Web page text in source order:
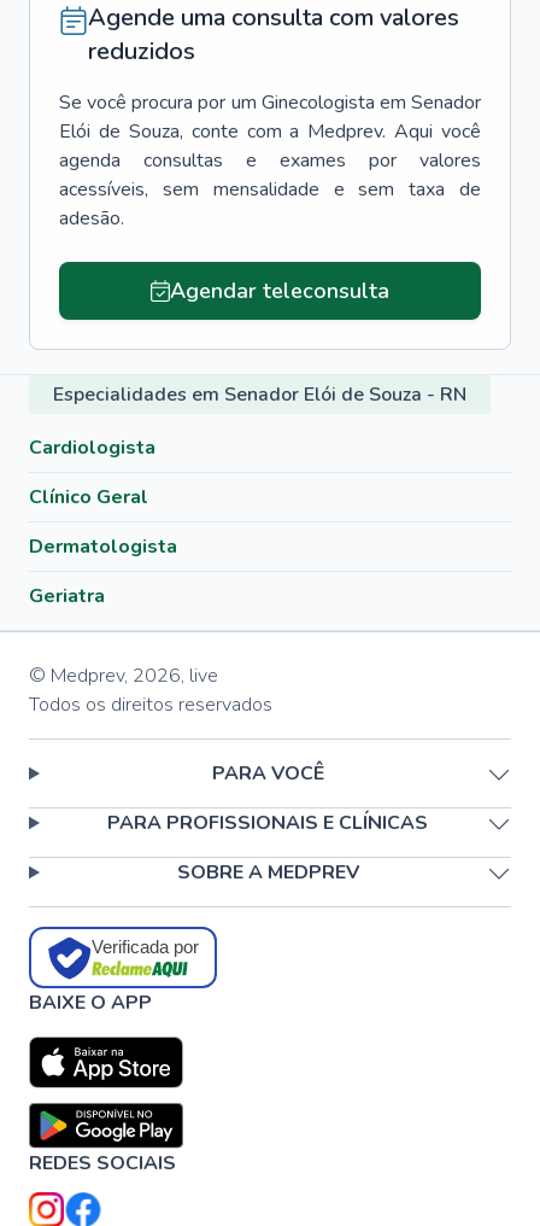
Agende uma consulta com valores
reduzidos
Se você procura por um Ginecologista em Senador
Elói de Souza, conte com a Medprev. Aqui você
agenda consultas e exames por valores
acessíveis, sem mensalidade e sem taxa de
adesão.
Agendar teleconsulta
Especialidades em Senador Elói de Souza - RN
Cardiologista
Clínico Geral
Dermatologista
Geriatra
© Medprev, 2026, live
Todos os direitos reservados
PARA VOCÊ
PARA PROFISSIONAIS E CLÍNICAS
SOBRE A MEDPREV
Verificada por
BAIXE O APP
REDES SOCIAIS